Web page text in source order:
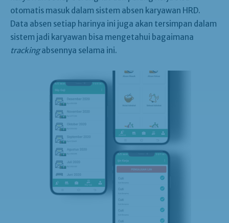
otomatis masuk dalam sistem absen karyawan HRD.
Data absen setiap harinya ini juga akan tersimpan dalam
sistem jadi karyawan bisa mengetahui bagaimana
trackingabsennya selama ini.